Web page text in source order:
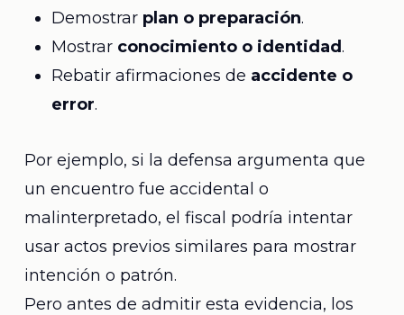
Demostrar plan o preparación.
Mostrar conocimiento o identidad.
Rebatir afirmaciones de accidente o
error.
Por ejemplo, si la defensa argumenta que
un encuentro fue accidental o
malinterpretado, el fiscal podría intentar
usar actos previos similares para mostrar
intención o patrón.
Pero antes de admitir esta evidencia, los